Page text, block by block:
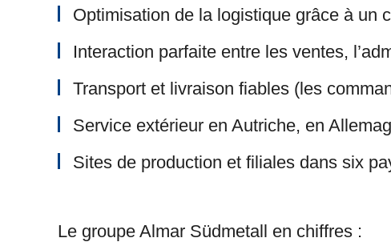
Optimisation de la logistique grâce à un
Interaction parfaite entre les ventes,
Transport et livraison fiables (les
Service extérieur en Autriche, en
Sites de production et filiales dans six
Le groupe Almar Südmetall en chiffres :